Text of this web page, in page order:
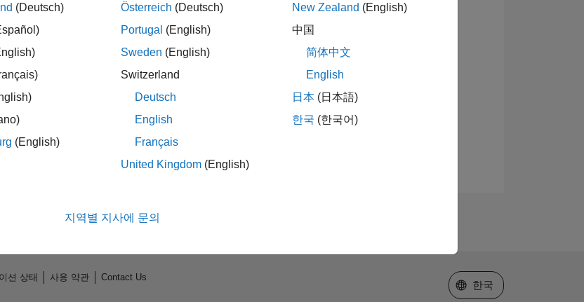
No Endorsements received
(Deutsch)
(English)
Österreich (Deutsch)
Portugal (English)
Sweden (English)
Switzerland
Deutsch
English
Français
United Kingdom (English)
New Zealand (English)
中国
简体中文
English
日本 (日本語)
한국 (한국어)
지역별 지사에 문의
션 상태 사용 약관
Contact Us
웹사이트 선택
한국